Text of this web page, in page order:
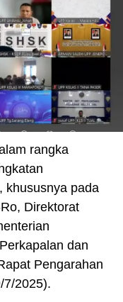
rangka
khususnya pada
Direktorat
dan
Pengarahan
7/2025).